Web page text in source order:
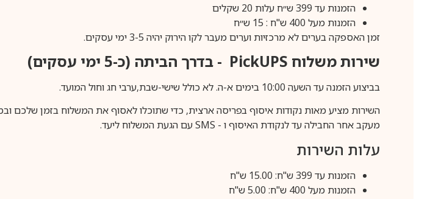
הזמנות עד 399 ש״ח עלות 20 שקלים
הזמנות מעל 400 ש"ח : 15 ש״ח
זמן האספקה בערים לא מרכזיות וערים מעבר לקו הירוק יהיה 3-5 ימי עסקים.
שירות משלוח PickUPS - בדרך הביתה (כ-5 ימי עסקים)
בביצוע הזמנה עד השעה 10:00 בימים א-ה. לא כולל שישי-שבת,ערבי חג וחול המועד.
השירות מציע מאות נקודות איסוף בפריסה ארצית, כדי שתוכלו לאסוף את המשלוח בזמן שלכם
מעקב אחר החבילה עד לנקודת האיסוף ו - SMSעם הגעת המשלוח ליעד.
עלות השירות
הזמנות עד 399 ש"ח: 15.00 ש"ח
הזמנות מעל 400 ש"ח: 5.00 ש"ח